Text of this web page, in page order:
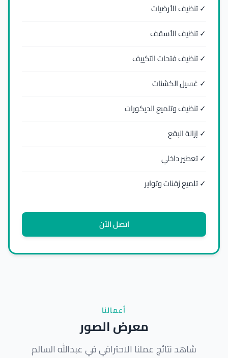
✓ تنظيف الأرضيات
✓ تنظيف الأسقف
✓ تنظيف فتحات التكييف
✓ غسيل الكشنات
✓ تنظيف وتلميع الديكورات
✓ إزالة البقع
✓ تعطير داخلي
✓ تلميع زقنات وتواير
اتصل الآن
أعمالنا
معرض الصور
شاهد نتائج عملنا الاحترافي في عبدالله السالم